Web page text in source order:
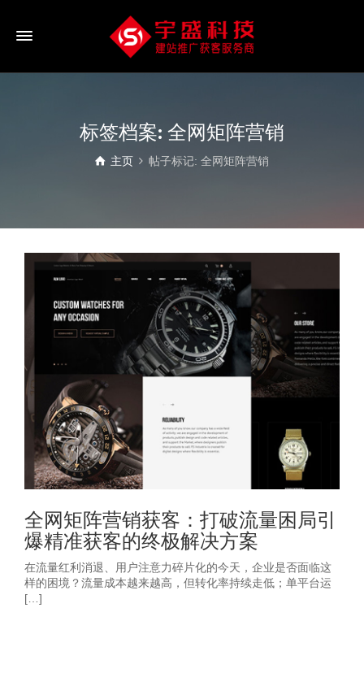
标签档案: 全网矩阵营销
主页 帖子标记: 全网矩阵营销
全网矩阵营销获客：打破流量困局引
爆精准获客的终极解决方案‌
在流量红利消退、用户注意力碎片化的今天，企业是否面临这
样的困境？流量成本越来越高，但转化率持续走低；‌单平台运
[…]